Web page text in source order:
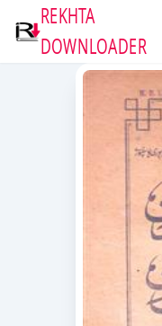
REKHTA
DOWNLOADER